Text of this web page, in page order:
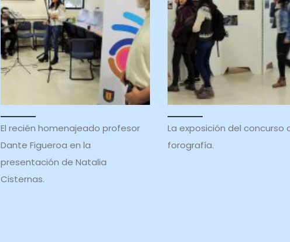
El recién homenajeado profesor
Dante Figueroa en la
presentación de Natalia
Cisternas.
La exposición del concurso
forografía.